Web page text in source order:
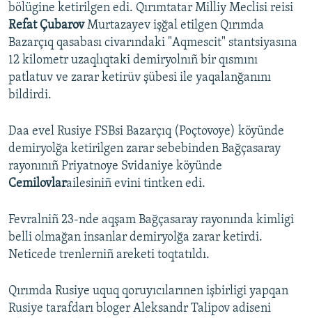
bölügine ketirilgen edi. Qırımtatar Milliy Meclisi reisi
Refat ÇubarovMurtazayev işğal etilgen Qırımda
Bazarçıq qasabası civarındaki "Aqmescit" stantsiyasına
12 kilometr uzaqlıqtaki demiryolnıñ bir qısmını
patlatuv ve zarar ketirüv şübesi ile yaqalanğanını
bildirdi.
Daa evel Rusiye FSBsi Bazarçıq (Poçtovoye) köyünde
demiryolğa ketirilgen zarar sebebinden Bağçasaray
rayonınıñ Priyatnoye Svidaniye köyünde
Cemilovlarailesiniñ evini tintken edi.
Fevralniñ 23-nde aqşam Bağçasaray rayonında kimligi
belli olmağan insanlar demiryolğa zarar ketirdi.
Neticede trenlerniñ areketi toqtatıldı.
Qırımda Rusiye uquq qoruyıcılarınen işbirligi yapqan
Rusiye tarafdarı bloger Aleksandr Talipov adiseni